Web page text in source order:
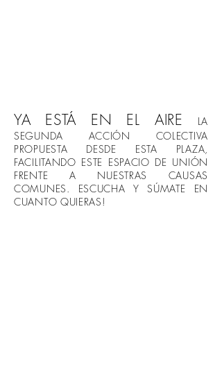
YA ESTÁ EN EL AIRE
LA
SEGUNDA ACCIÓN COLECTIVA
PROPUESTA DESDE ESTA PLAZA,
FACILITANDO ESTE ESPACIO DE UNIÓN
FRENTE A NUESTRAS CAUSAS
COMUNES. ESCUCHA Y SÚMATE EN
CUANTO QUIERAS!